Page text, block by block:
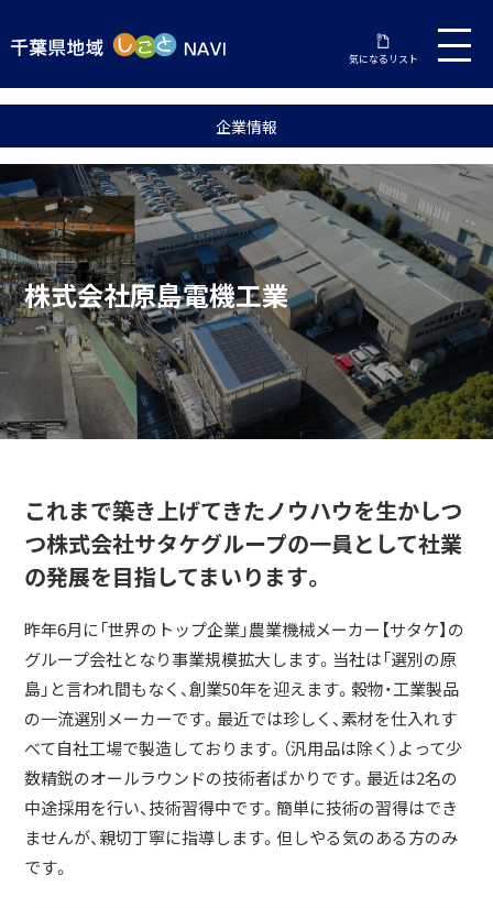
気になるリスト
企業情報
株式会社原島電機工業
これまで築き上げてきたノウハウを生かしつ
つ株式会社サタケグループの一員として社業
の発展を目指してまいります。
昨年6月に「世界のトップ企業」農業機械メーカー【サタケ】の
グループ会社となり事業規模拡大します。当社は「選別の原
島」と言われ間もなく、創業50年を迎えます。穀物・工業製品
の一流選別メーカーです。最近では珍しく、素材を仕入れす
べて自社工場で製造しております。（汎用品は除く）よって少
数精鋭のオールラウンドの技術者ばかりです。最近は2名の
中途採用を行い、技術習得中です。簡単に技術の習得はでき
ませんが、親切丁寧に指導します。但しやる気のある方のみ
です。